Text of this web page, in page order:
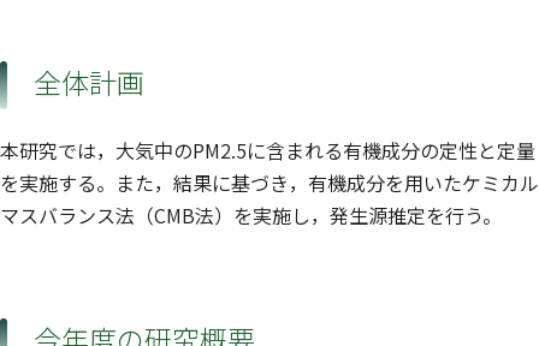
全体計画
本研究では，大気中のPM2.5に含まれる有機成分の定性と定量
を実施する。また，結果に基づき，有機成分を用いたケミカル
マスバランス法（CMB法）を実施し，発生源推定を行う。